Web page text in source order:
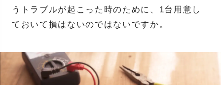
うトラブルが起こった時のために、1台用意し
ておいて損はないのではないですか。